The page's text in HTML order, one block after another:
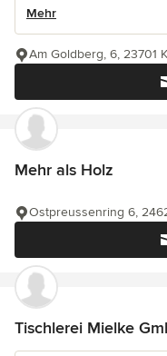
Mehr
Am Goldberg, 6, 23701
Mehr als Holz
Ostpreussenring 6,
Tischlerei Mielke